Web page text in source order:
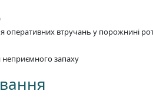
оперативних втручань у порожнині
неприємного запаху